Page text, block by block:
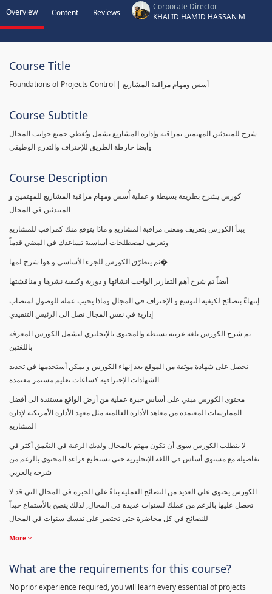
Overview Content Reviews
Corporate Director
KHALID HAMID HASSAN M
Course Title
Foundations of Projects Control | أسس ومهام مراقبة المشاريع
Course Subtitle
شرح للمبتدئين المهتمين بمراقبة وإدارة المشاريع يشمل ويُغطي جميع جوانب المجال
وأيضا خارطة الطريق للإحتراف والتدرج الوظيفي
Course Description
كورس يشرح بطريقة بسيطة و عملية أُسس ومهام مراقبة المشاريع للمهتمين و
المبتدئين في المجال
يبدأ الكورس بتعريف ومعنى مراقبة المشاريع و ماذا يتوقع منك كمراقب للمشاريع
وتعريف لمصطلحات أساسية تساعدك في المضي قدماً
ثم يتطرّق الكورس للجزء الأساسي و هوا شرح لمها�
أيضاً تم شرح أهم التقارير الواجب انشائها و دورية وكيفية نشرها و مناقشتها
إنتهاءً بنصائح لكيفية التوسع و الإحتراف في المجال وماذا يجيب عمله للوصول لمنصاب
إدارية في نفس المجال تصل الى الرئيس التنفيذي
تم شرح الكورس بلغة عربية بسيطة والمحتوى بالإنجليزي ليشمل الكورس المعرفة
باللغتين
تحصل على شهادة موثقة من الموقع بعد إنهاء الكورس و يمكن أستخدمها في تجديد
الشهادات الإحترافية كساعات تعليم مستمر معتمدة
محتوى الكورس مبني على أساس خبرة عملية من أرض الواقع مستندة الى أفضل
الممارسات المعتمدة من معاهد الأدارة العالمية مثل معهد الأدارة الأمريكية لإدارة
المشاريع
لا يتطلب الكورس سوى أن تكون مهتم بالمجال ولديك الرغبة في التعّمق أكثر في
تفاصيله مع مستوى أساس في اللغة الإنجليزية حتى تستطيع قراءة المحتوى بالرغم من
شرحه بالعربي
الكورس يحتوى على العديد من النصائح العملية بناءً على الخبرة في المجال التى قد لا
تحصل عليها بالرغم من عملك لسنوات عديدة في المجال, لذلك ينصح بالأستماع جيداً
للنصائح في كل محاضرة حتى تختصر على نفسك سنوات في المجال
More
What are the requirements for this course?
No prior experience required, you will learn every essential of projects